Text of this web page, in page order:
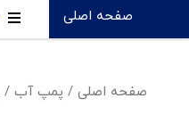
صفحه اصلی
صفحه اصلی / پمپ آب /